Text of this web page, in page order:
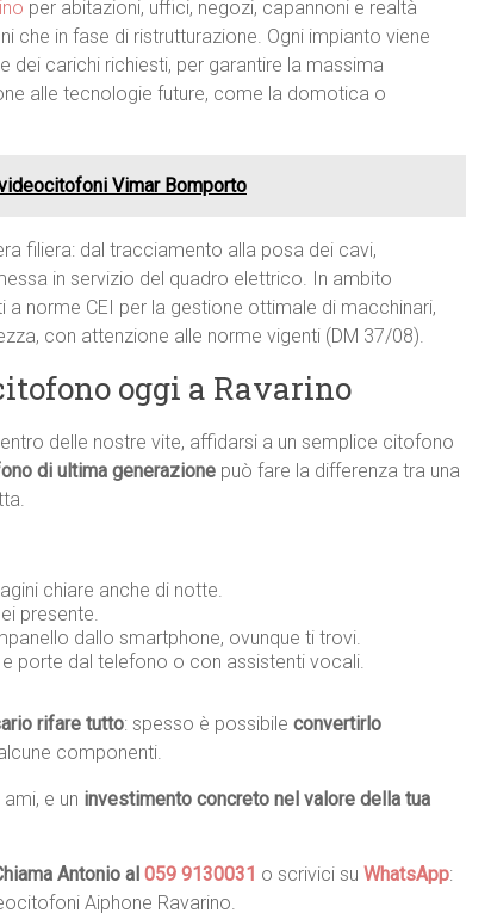
per abitazioni, uffici, negozi, capannoni e realtà
che in fase di ristrutturazione. Ogni impianto viene
dei carichi richiesti, per garantire la massima
alle tecnologie future, come la domotica o
Vimar Bomporto
filiera: dal tracciamento alla posa dei cavi,
in servizio del quadro elettrico. In ambito
norme CEI per la gestione ottimale di macchinari,
con attenzione alle norme vigenti (DM 37/08).
oggi a Ravarino
delle nostre vite, affidarsi a un semplice citofono
di ultima generazione può fare la differenza tra una
chiare anche di notte.
presente.
dallo smartphone, ovunque ti trovi.
e porte dal telefono o con assistenti vocali.
rifare tutto: spesso è possibile convertirlo
componenti.
e un investimento concreto nel valore della tua
Antonio al 059 9130031 o scrivici su WhatsApp:
Aiphone Ravarino.